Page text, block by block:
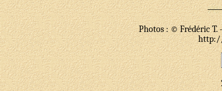
Photos : © Frédéric T.